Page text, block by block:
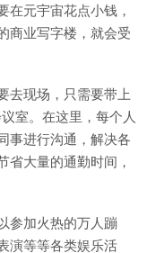
在元宇宙花点小钱，
商业写字楼，就会受
去现场，只需要带上
室。在这里，每个人
事进行沟通，解决各
省大量的通勤时间，
参加火热的万人蹦
演等等各类娱乐活